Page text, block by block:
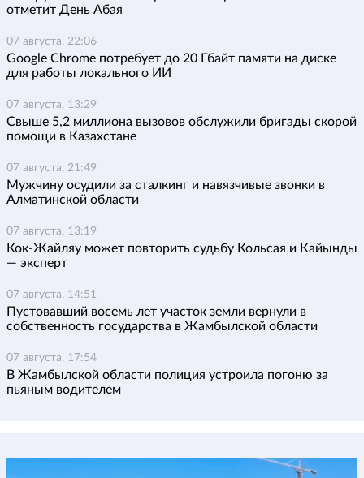
отметит День Абая
07 августа, 22:06
Google Chrome потребует до 20 Гбайт памяти на диске
для работы локального ИИ
07 августа, 13:29
Свыше 5,2 миллиона вызовов обслужили бригады скорой
помощи в Казахстане
07 августа, 21:49
Мужчину осудили за сталкинг и навязчивые звонки в
Алматинской области
07 августа, 13:19
Кок-Жайляу может повторить судьбу Кольсая и Кайынды
— эксперт
07 августа, 14:51
Пустовавший восемь лет участок земли вернули в
собственность государства в Жамбылской области
07 августа, 17:54
В Жамбылской области полиция устроила погоню за
пьяным водителем